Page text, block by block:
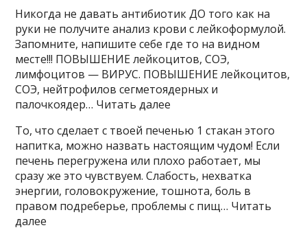
Никогда не давать антибиотик ДО того как на
руки не получите анализ крови с лейкоформулой.
Запомните, напишите себе где то на видном
месте!!! ПОВЫШЕНИЕ лейкоцитов, СОЭ,
лимфоцитов — ВИРУС. ПОВЫШЕНИЕ лейкоцитов,
СОЭ, нейтрофилов сегметоядерных и
палочкоядер… Читать далее
То, что сделает с твоей печенью 1 стакан этого
напитка, можно назвать настоящим чудом! Если
печень перегружена или плохо работает, мы
сразу же это чувствуем. Слабость, нехватка
энергии, головокружение, тошнота, боль в
правом подреберье, проблемы с пищ… Читать
далее